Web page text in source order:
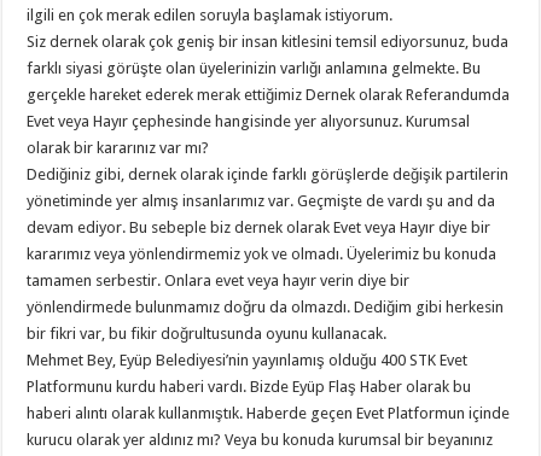
ilgili en çok merak edilen soruyla başlamak istiyorum.
Siz dernek olarak çok geniş bir insan kitlesini temsil ediyorsunuz, buda
farklı siyasi görüşte olan üyelerinizin varlığı anlamına gelmekte. Bu
gerçekle hareket ederek merak ettiğimiz Dernek olarak Referandumda
Evet veya Hayır çephesinde hangisinde yer alıyorsunuz. Kurumsal
olarak bir kararınız var mı?
Dediğiniz gibi, dernek olarak içinde farklı görüşlerde değişik partilerin
yönetiminde yer almış insanlarımız var. Geçmişte de vardı şu and da
devam ediyor. Bu sebeple biz dernek olarak Evet veya Hayır diye bir
kararımız veya yönlendirmemiz yok ve olmadı. Üyelerimiz bu konuda
tamamen serbestir. Onlara evet veya hayır verin diye bir
yönlendirmede bulunmamız doğru da olmazdı. Dediğim gibi herkesin
bir fikri var, bu fikir doğrultusunda oyunu kullanacak.
Mehmet Bey, Eyüp Belediyesi’nin yayınlamış olduğu 400 STK Evet
Platformunu kurdu haberi vardı. Bizde Eyüp Flaş Haber olarak bu
haberi alıntı olarak kullanmıştık. Haberde geçen Evet Platformun içinde
kurucu olarak yer aldınız mı? Veya bu konuda kurumsal bir beyanınız